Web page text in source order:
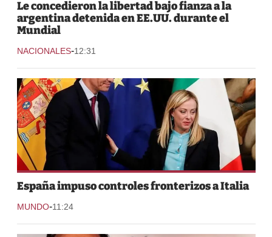
Le concedieron la libertad bajo fianza a la
argentina detenida en EE.UU. durante el
Mundial
NACIONALES-12:31
España impuso controles fronterizos a Italia
MUNDO-11:24